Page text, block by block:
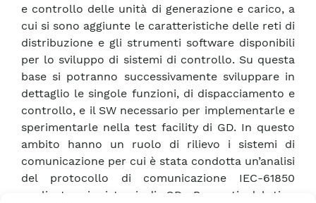
e controllo delle unità di generazione e carico, a
cui si sono aggiunte le caratteristiche delle reti di
distribuzione e gli strumenti software disponibili
per lo sviluppo di sistemi di controllo. Su questa
base si potranno successivamente sviluppare in
dettaglio le singole funzioni, di dispacciamento e
controllo, e il SW necessario per implementarle e
sperimentarle nella test facility di GD. In questo
ambito hanno un ruolo di rilievo i sistemi di
comunicazione per cui è stata condotta un’analisi
del protocollo di comunicazione IEC-61850
applicato ai sistemi di GD. Per reti del tipo